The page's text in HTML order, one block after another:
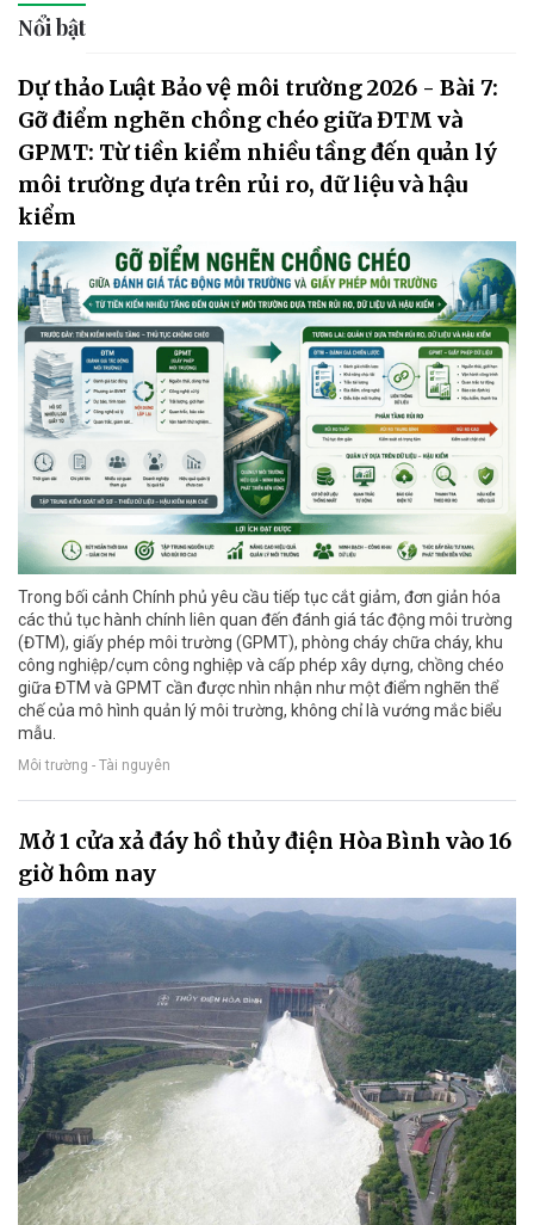
Nổi bật
Dự thảo Luật Bảo vệ môi trường 2026 - Bài 7:
Gỡ điểm nghẽn chồng chéo giữa ĐTM và
GPMT: Từ tiền kiểm nhiều tầng đến quản lý
môi trường dựa trên rủi ro, dữ liệu và hậu
kiểm
Trong bối cảnh Chính phủ yêu cầu tiếp tục cắt giảm, đơn giản hóa
các thủ tục hành chính liên quan đến đánh giá tác động môi trường
(ĐTM), giấy phép môi trường (GPMT), phòng cháy chữa cháy, khu
công nghiệp/cụm công nghiệp và cấp phép xây dựng, chồng chéo
giữa ĐTM và GPMT cần được nhìn nhận như một điểm nghẽn thể
chế của mô hình quản lý môi trường, không chỉ là vướng mắc biểu
mẫu.
Môi trường - Tài nguyên
Mở 1 cửa xả đáy hồ thủy điện Hòa Bình vào 16
giờ hôm nay